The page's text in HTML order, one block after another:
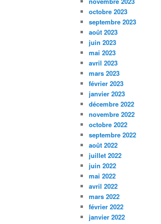
octobre 2023
septembre 2023
août 2023
juin 2023
mai 2023
avril 2023
mars 2023
février 2023
janvier 2023
décembre 2022
novembre 2022
octobre 2022
septembre 2022
août 2022
juillet 2022
juin 2022
mai 2022
avril 2022
mars 2022
février 2022
janvier 2022